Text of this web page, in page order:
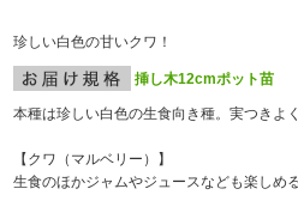
珍しい白色の甘いクワ！
挿し木12cmポット苗
本種は珍しい白色の生食向き種。実つきよ
【クワ（マルベリー）】
生食のほかジャムやジュースなども楽しめ